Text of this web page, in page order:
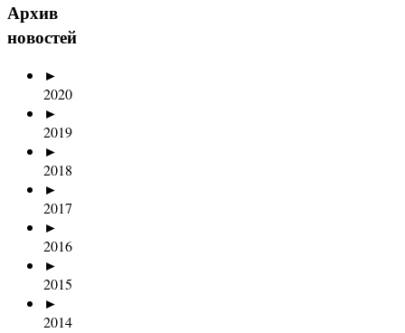
Архив
новостей
►
2020
►
2019
►
2018
►
2017
►
2016
►
2015
►
2014